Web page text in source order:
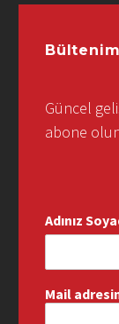
Güncel
abone
Adınız
Mail